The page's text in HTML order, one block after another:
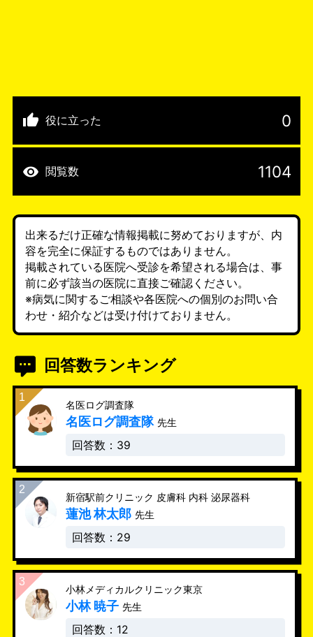
役に立った 0
閲覧数 1104
出来るだけ正確な情報掲載に努めておりますが、内
容を完全に保証するものではありません。
掲載されている医院へ受診を希望される場合は、事
前に必ず該当の医院に直接ご確認ください。
※病気に関するご相談や各医院への個別のお問い合
わせ・紹介などは受け付けておりません。
回答数ランキング
名医ログ調査隊
名医ログ調査隊 先生
回答数：39
新宿駅前クリニック 皮膚科 内科 泌尿器科
蓮池 林太郎 先生
回答数：29
小林メディカルクリニック東京
小林 暁子 先生
回答数：12